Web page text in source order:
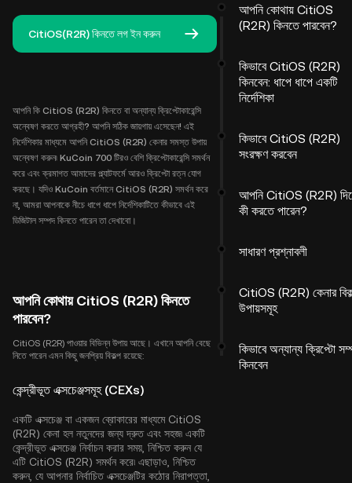
CitiOS(R2R) কিনতে লগ ইন করুন
আপনি কি CitiOS (R2R) কিনতে বা অন্যান্য ক্রিপ্টোকারেন্সি
অন্বেষণ করতে আগ্রহী? আপনি সঠিক জায়গায় এসেছেন! এই
নির্দেশিকার মাধ্যমে আপনি CitiOS (R2R) কেনার সমস্ত উপায়
অন্বেষণ করুন৷ KuCoin 700 টিরও বেশি ক্রিপ্টোকারেন্সি সমর্থন
করে এবং ক্রমাগত আমাদের প্ল্যাটফর্মে আরও ক্রিপ্টো রত্ন যোগ
করছে। যদিও KuCoin বর্তমানে CitiOS (R2R) সমর্থন করে
না, আমরা আপনাকে নীচে ধাপে ধাপে নির্দেশিকাটিতে কীভাবে এই
ডিজিটাল সম্পদ কিনতে পারেন তা দেখাবো।
আপনি কোথায় CitiOS (R2R) কিনতে
পারবেন?
CitiOS (R2R) পাওয়ার বিভিন্ন উপায় আছে। এখানে আপনি বেছে
নিতে পারেন এমন কিছু জনপ্রিয় বিকল্প রয়েছে:
কেন্দ্রীভূত এক্সচেঞ্জসমূহ (CEXs)
একটি এক্সচেঞ্জ বা একজন ব্রোকারের মাধ্যমে CitiOS
(R2R) কেনা হল নতুনদের জন্য দ্রুত এবং সহজ৷ একটি
কেন্দ্রীভূত এক্সচেঞ্জ নির্বাচন করার সময়, নিশ্চিত করুন যে
এটি CitiOS (R2R) সমর্থন করে৷ এছাড়াও, নিশ্চিত
করুন, যে আপনার নির্বাচিত এক্সচেঞ্জটির কঠোর নিরাপত্তা,
আপনি কোথায় CitiOS
(R2R) কিনতে পারবেন?
কিভাবে CitiOS (R2R)
কিনবেন: ধাপে ধাপে একটি
নির্দেশিকা
কিভাবে CitiOS (R2R)
সংরক্ষণ করবেন
আপনি CitiOS (R2R)
কী করতে পারেন?
সাধারণ প্রশ্নাবলী
CitiOS (R2R) কেনার
উপায়সমূহ
কিভাবে অন্যান্য ক্রিপ্টো
কিনবেন